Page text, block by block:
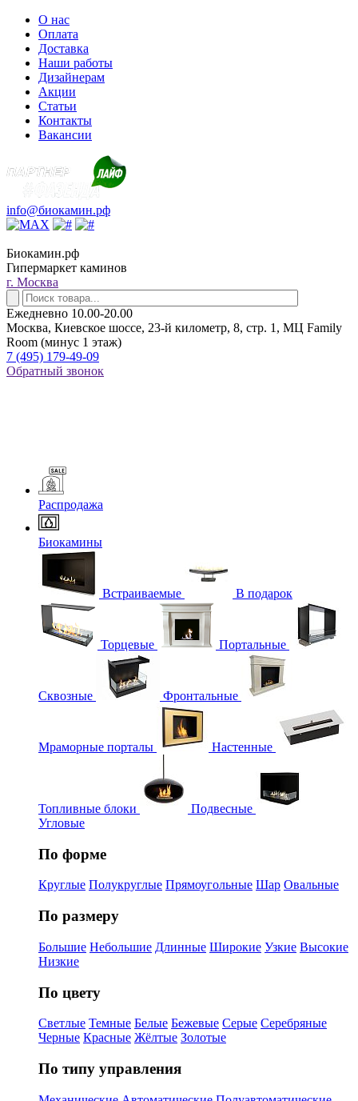
О нас
Оплата
Доставка
Наши работы
Дизайнерам
Акции
Статьи
Контакты
Вакансии
info@биокамин.рф
Биокамин.рф
Гипермаркет каминов
г. Москва
Ежедневно 10.00-20.00
Москва, Киевское шоссе, 23-й километр, 8, стр. 1, МЦ Family
Room (минус 1 этаж)
7 (495) 179-49-09
Обратный звонок
Распродажа
Биокамины
Встраиваемые В подарок
Торцевые Портальные
Сквозные Фронтальные
Мраморные порталы Настенные
Топливные блоки
Подвесные
Угловые
По форме
Круглые Полукруглые Прямоугольные Шар Овальные
По размеру
Большие Небольшие Длинные Широкие Узкие Высокие
Низкие
По цвету
Светлые Темные Белые Бежевые Серые Серебряные
Черные Красные Жёлтые Золотые
По типу управления